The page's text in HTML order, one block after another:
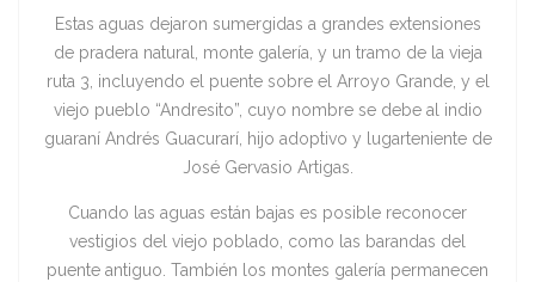
Estas aguas dejaron sumergidas a grandes extensiones
de pradera natural, monte galería, y un tramo de la vieja
ruta 3, incluyendo el puente sobre el Arroyo Grande, y el
viejo pueblo “Andresito”, cuyo nombre se debe al indio
guaraní Andrés Guacurarí, hijo adoptivo y lugarteniente de
José Gervasio Artigas.
Cuando las aguas están bajas es posible reconocer
vestigios del viejo poblado, como las barandas del
puente antiguo. También los montes galería permanecen